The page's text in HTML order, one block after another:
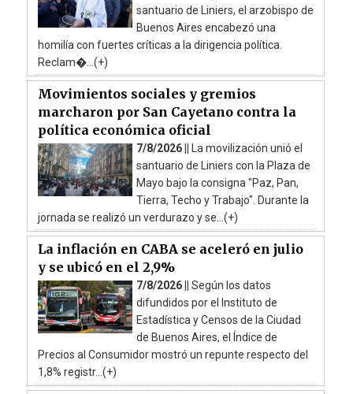
santuario de Liniers, el arzobispo de
Buenos Aires encabezó una
homilía con fuertes críticas a la dirigencia política.
Reclam�...(+)
Movimientos sociales y gremios
marcharon por San Cayetano contra la
política económica oficial
7/8/2026 ||
La movilización unió el
santuario de Liniers con la Plaza de
Mayo bajo la consigna "Paz, Pan,
Tierra, Techo y Trabajo". Durante la
jornada se realizó un verdurazo y se...(+)
La inflación en CABA se aceleró en julio
y se ubicó en el 2,9%
7/8/2026 || Según los datos
difundidos por el Instituto de
Estadística y Censos de la Ciudad
de Buenos Aires, el Índice de
Precios al Consumidor mostró un repunte respecto del
1,8% registr...(+)